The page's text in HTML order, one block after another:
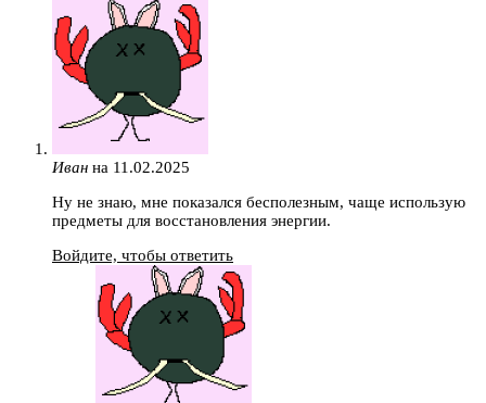
Иван на 11.02.2025
Ну не знаю, мне показался бесполезным, чаще использую
предметы для восстановления энергии.
Войдите, чтобы ответить